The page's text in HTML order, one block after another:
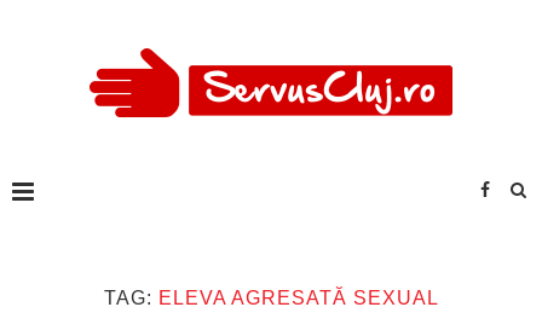
TAG: ELEVA AGRESATĂ SEXUAL